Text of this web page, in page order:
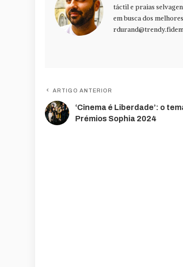
táctil e praias
em busca dos
ARTIGO ANTERIOR
‘Cinema é Liberdade’: o
Prémios Sophia 2024